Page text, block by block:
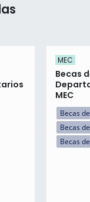
MEC
Becas
MEC
Becas
Becas
Becas